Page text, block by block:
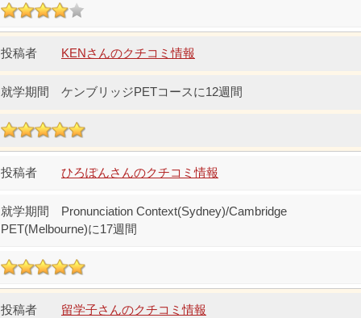
KENさんのクチコミ情報
ケンブリッジPETコースに12週間
ひろぽんさんのクチコミ情報
Pronunciation Context(Sydney)/Cambridge
PET(Melbourne)に17週間
留学子さんのクチコミ情報